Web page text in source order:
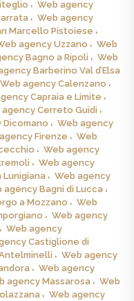
Web agency
Web agency
Marcello Pistoiese
agency Uzzano
Web
Bagno a Ripoli
Web
Barberino Val d’Elsa
Web agency Calenzano
Capraia e Limite
agency Cerreto Guidi
Dicomano
Web agency
Firenze
Web
Web agency
Web agency
Web agency
agency Bagni di Lucca
a Mozzano
Web
Web agency
Web agency
Castiglione di
Web agency
Web agency
agency Massarosa
Web
Web agency